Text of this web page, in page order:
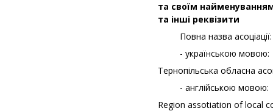
та своїм
та інші реквізити
Повна назва асоціації:
- українською мовою:
Тернопільська обласна
- англійською мовою:
Region аssotiation of local